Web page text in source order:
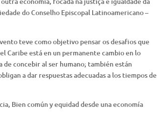
do Conselho Episcopal Latinoamericano –
teve como objetivo pensar os desafios que
Caribe está en un permanente cambio en lo
concebir al ser humano; también están
a dar respuestas adecuadas a los tiempos de
Bien común y equidad desde una economía